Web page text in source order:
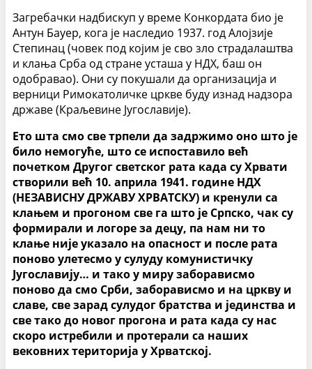
Загребачки надбискуп у време Конкордата био је
Антун Бауер, кога је наследио 1937. год Алојзије
Степинац (човек под којим је сво зло страдалаштва
и клања Срба од стране усташа у НДХ, баш он
одобравао). Они су покушали да организација и
верници Римокатоличке цркве буду изнад надзора
државе (Краљевине Југославије).
Ето шта смо све трпели да задржимо оно што је
било немогуће, што се испоставило већ
почетком Другог светског рата када су Хрвати
створили већ 10. априла 1941. године НДХ
(НЕЗАВИСНУ ДРЖАВУ ХРВАТСКУ) и кренули са
клањем и прогоном све га што је Српско, чак су
формирали и логоре за децу, па нам ни то
клање није указало на опасност и после рата
поново улетесмо у сулуду комунистичку
Југославију… и тако у миру заборависмо
поново да смо Срби, заборависмо и на цркву и
славе, све зарад сулудог братства и јединства и
све тако до новог прогона и рата када су нас
скоро истребили и протерали са наших
вековних територија у Хрватској.